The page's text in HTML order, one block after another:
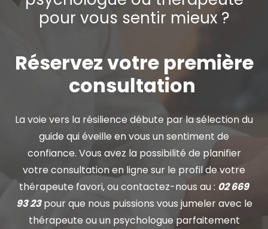
pour vous sentir mieux ?
Réservez votre première
consultation
La voie vers la résilience débute par la sélection du
guide qui éveille en vous un sentiment de
confiance. Vous avez la possibilité de planifier
votre consultation en ligne sur le profil de votre
thérapeute favori, ou contactez-nous au : 02 669
93 23pour que nous puissions vous jumeler avec le
thérapeute ou un psychologue parfaitement